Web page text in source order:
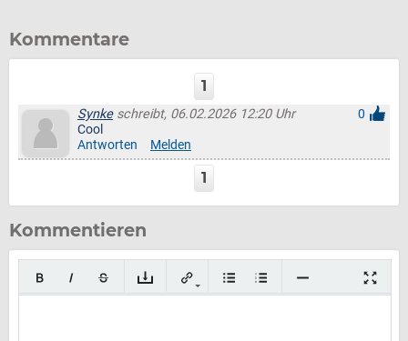
Kommentare
1
Synkeschreibt, 06.02.2026 12:20 Uhr
0
Cool
Antworten
Melden
1
Kommentieren